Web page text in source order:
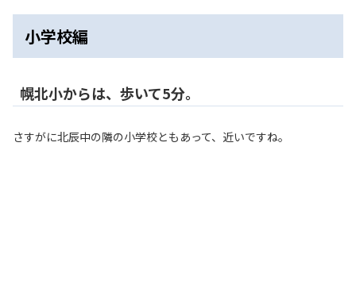
小学校編
幌北小からは、歩いて5分。
さすがに北辰中の隣の小学校ともあって、近いですね。